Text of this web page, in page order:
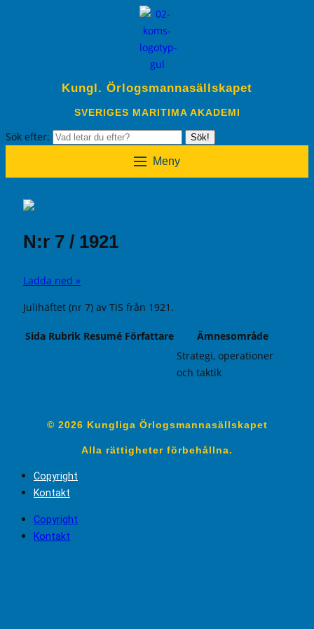
Kungl. Örlogsmannasällskapet
SVERIGES MARITIMA AKADEMI
Sök efter: Sök!
Meny
N:r 7 / 1921
Ladda ned »
Julihäftet (nr 7) av TiS från 1921.
Sida Rubrik Resumé Författare
Ämnesområde
Strategi, operationer
och taktik
© 2026 Kungliga Örlogsmannasällskapet
Alla rättigheter förbehållna.
Copyright
Kontakt
Copyright
Kontakt